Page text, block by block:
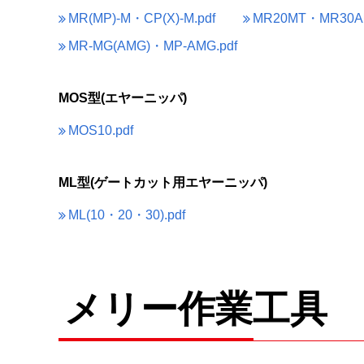
MR(MP)-M・CP(X)-M.pdf
MR20MT・
MR-MG(AMG)・MP-AMG.pdf
MOS型(エヤーニッパ)
MOS10.pdf
ML型(ゲートカット用エヤーニッパ)
ML(10・20・30).pdf
メリー作業工具